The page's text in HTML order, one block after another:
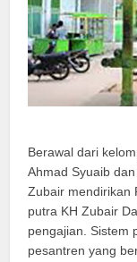
Berawal dari
Ahmad Syuaib
Zubair mendirikan
putra KH Zubair
pengajian. Sistem
pesantren yang